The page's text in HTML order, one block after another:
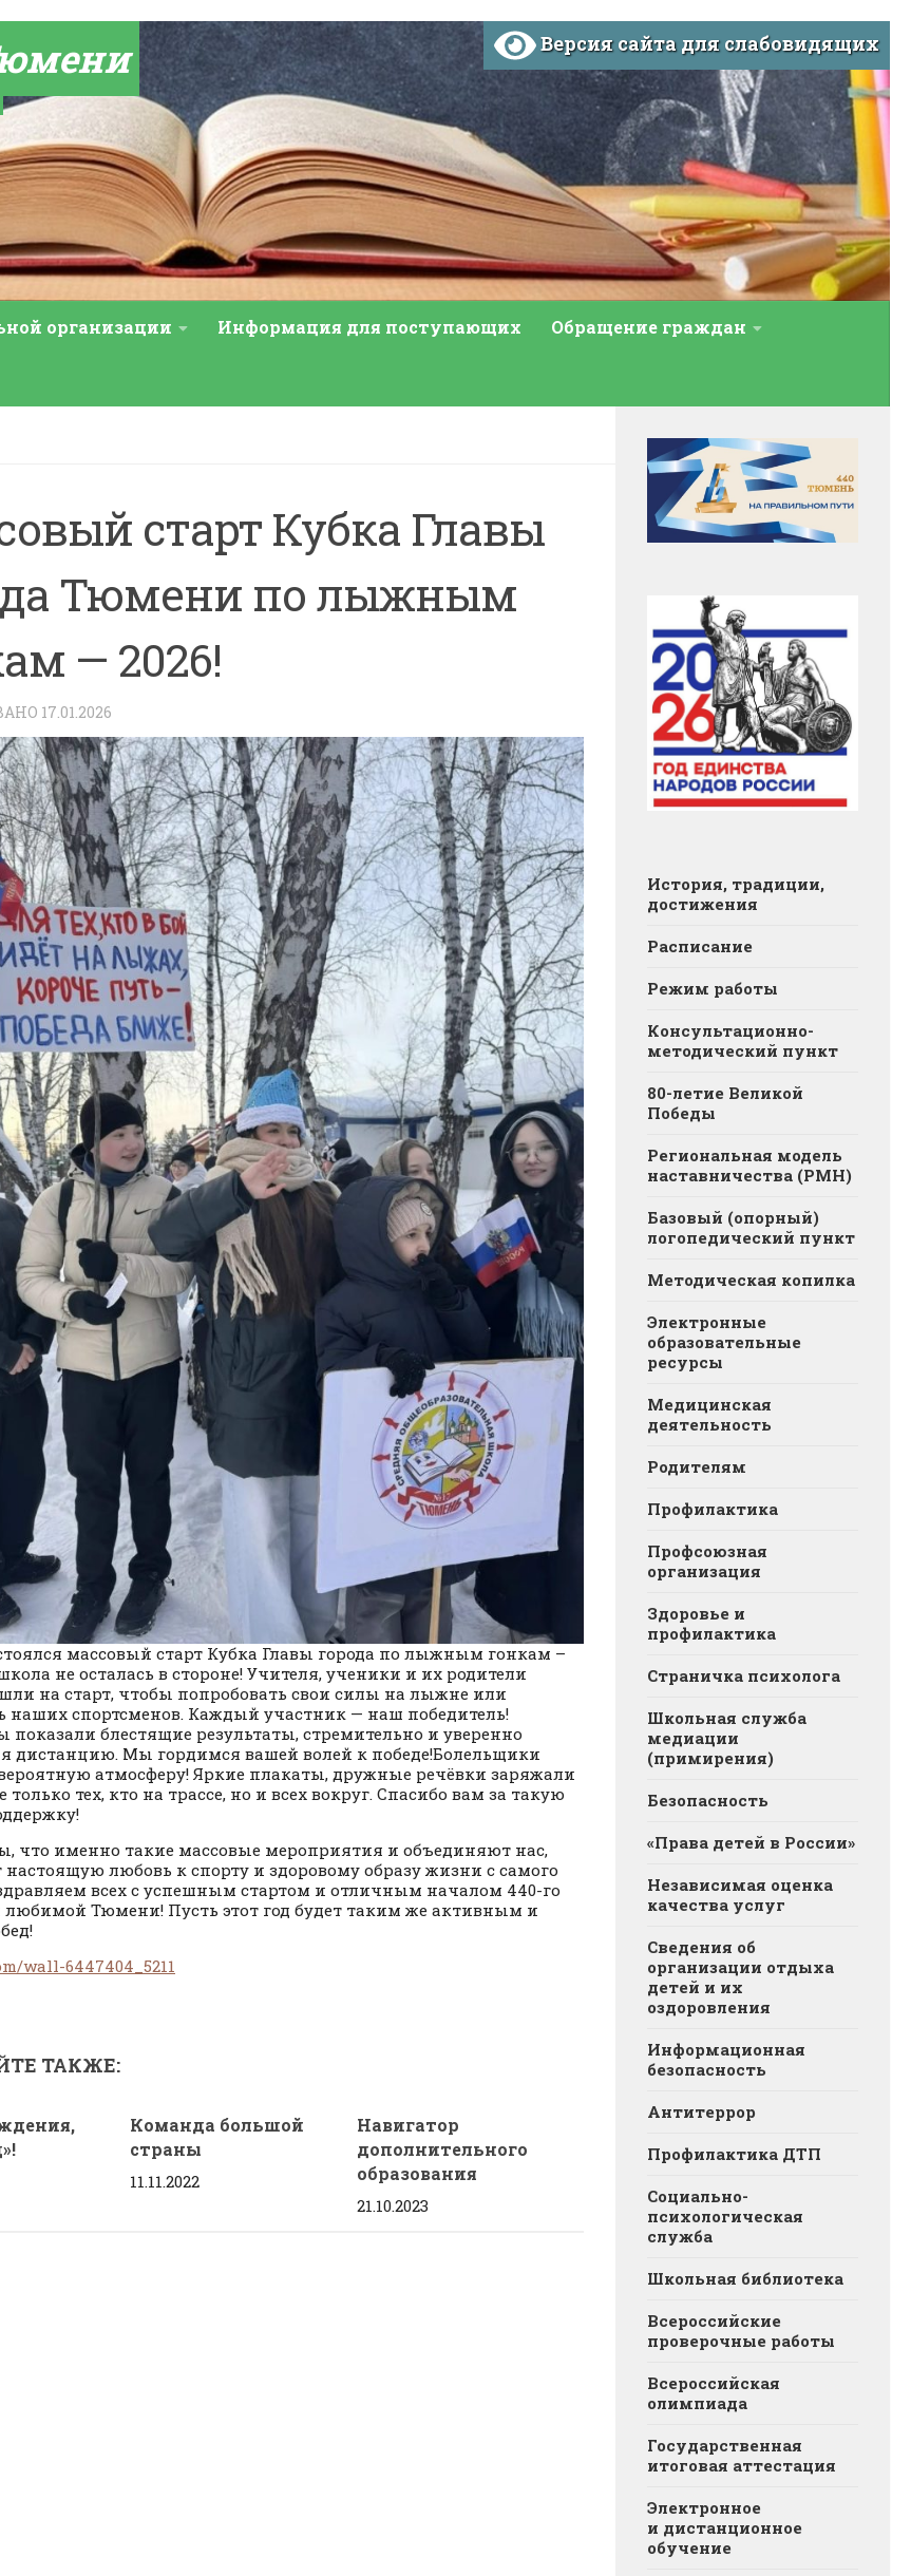
Версия сайта для слабовидящих
организации Информация для поступающих Обращение граждан
старт Кубка Главы
Тюмени по лыжным
— 2026!
17.01.2026
массовый старт Кубка Главы города по лыжным гонкам –
не осталась в стороне! Учителя, ученики и их родители
на старт, чтобы попробовать свои силы на лыжне или
наших спортсменов. Каждый участник — наш победитель!
показали блестящие результаты, стремительно и уверенно
дистанцию. Мы гордимся вашей волей к победе!Болельщики
атмосферу! Яркие плакаты, дружные речёвки заряжали
только тех, кто на трассе, но и всех вокруг. Спасибо вам за такую
что именно такие массовые мероприятия и объединяют нас,
любовь к спорту и здоровому образу жизни с самого
всех с успешным стартом и отличным началом 440-го
любимой Тюмени! Пусть этот год будет таким же активным и
wall-6447404_5211
ТАКЖЕ:
Команда большой
страны
11.11.2022
Навигатор
дополнительного
образования
21.10.2023
История, традиции,
достижения
Расписание
Режим работы
Консультационно-
методический пункт
80-летие Великой
Победы
Региональная модель
наставничества (РМН)
Базовый (опорный)
логопедический пункт
Методическая копилка
Электронные
образовательные
ресурсы
Медицинская
деятельность
Родителям
Профилактика
Профсоюзная
организация
Здоровье и
профилактика
Страничка психолога
Школьная служба
медиации
(примирения)
Безопасность
«Права детей в России»
Независимая оценка
качества услуг
Сведения об
организации отдыха
детей и их
оздоровления
Информационная
безопасность
Антитеррор
Профилактика ДТП
Социально-
психологическая
служба
Школьная библиотека
Всероссийские
проверочные работы
Всероссийская
олимпиада
Государственная
итоговая аттестация
Электронное
и дистанционное
обучение